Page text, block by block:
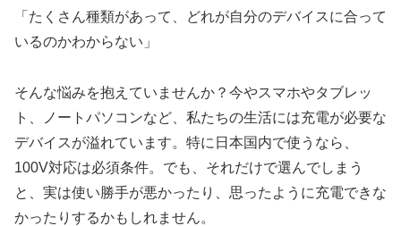
「たくさん種類があって、どれが自分のデバイスに合って
いるのかわからない」
そんな悩みを抱えていませんか？今やスマホやタブレッ
ト、ノートパソコンなど、私たちの生活には充電が必要な
デバイスが溢れています。特に日本国内で使うなら、
100V対応は必須条件。でも、それだけで選んでしまう
と、実は使い勝手が悪かったり、思ったように充電できな
かったりするかもしれません。